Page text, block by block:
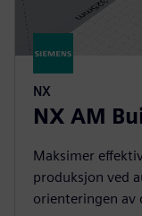
NX
NX AM
Maksimer
produksjon ved
orienteringen av